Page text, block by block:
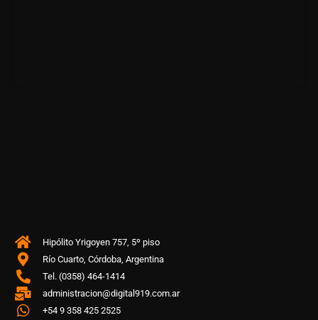
Hipólito Yrigoyen 757, 5º piso
Río Cuarto, Córdoba, Argentina
Tel. (0358) 464-1414
administracion@digital919.com.ar
+54 9 358 425 2525